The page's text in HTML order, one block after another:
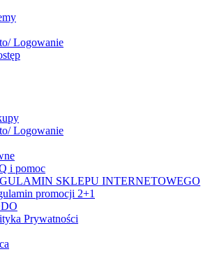
Logowanie
Logowanie
i pomoc
SKLEPU INTERNETOWEGO
promocji 2+1
Prywatności